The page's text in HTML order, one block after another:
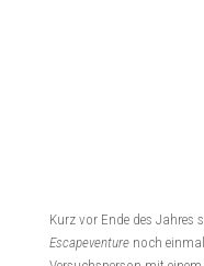
Kurz vor Ende des Jahres
Escapeventure noch